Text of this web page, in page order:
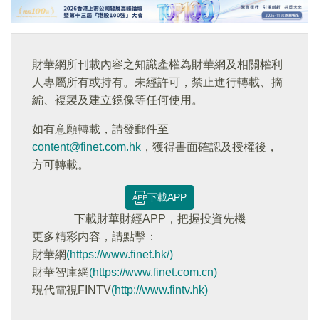
財華網所刊載內容之知識產權為財華網及相關權利
人專屬所有或持有。未經許可，禁止進行轉載、摘
編、複製及建立鏡像等任何使用。
如有意願轉載，請發郵件至
content@finet.com.hk ，獲得書面確認及授權後，
方可轉載。
下載APP
下載財華財經APP，把握投資先機
更多精彩内容，請點擊：
財華網(https://www.finet.hk/)
財華智庫網(https://www.finet.com.cn)
現代電視FINTV(http://www.fintv.hk)